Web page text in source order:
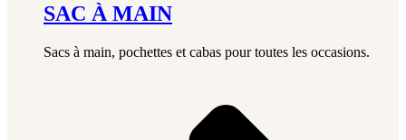
SAC À MAIN
Sacs à main, pochettes et cabas pour toutes les occasions.